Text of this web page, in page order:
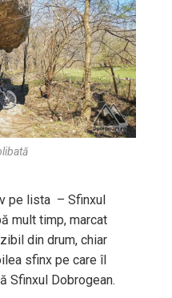
pe lista – Sfinxul
mult timp, marcat
din drum, chiar
sfinx pe care îl
Sfinxul Dobrogean.